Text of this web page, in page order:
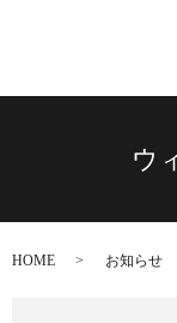
ウ
HOME お知らせ